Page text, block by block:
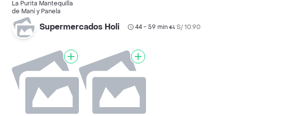
La Purita Mantequilla
de Maní y Panela
Supermercados Holi 44 - 59 min• S/ 10.90